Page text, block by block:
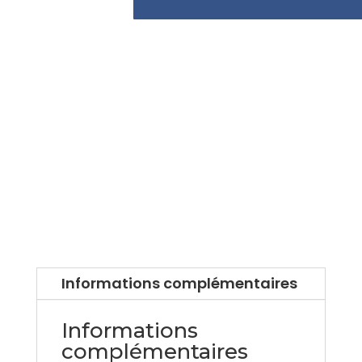
Informations complémentaires
Informations
complémentaires